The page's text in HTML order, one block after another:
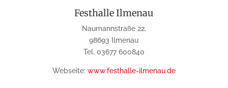
Festhalle Ilmenau
Naumannstraße 22,
98693 Ilmenau
Tel. 03677 600840
Webseite: www.festhalle-ilmenau.de